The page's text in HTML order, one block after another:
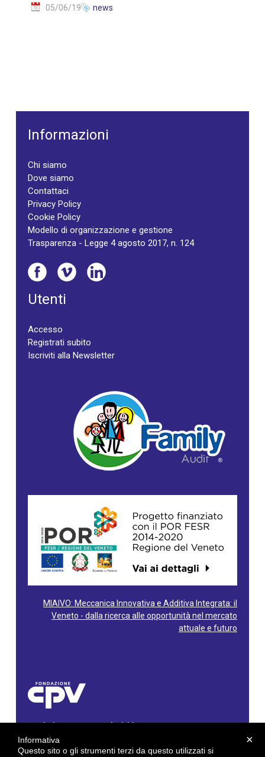
05/06/19 news
Informazioni
Chi siamo
Dove siamo
Contattaci
Privacy Policy
Cookie Policy
Modello di organizzazione e gestione
Trasparenza - Legge 4 agosto 2017, n. 124
Utenti
Accesso
Registrati subito
Iscriviti alla Newsletter
MIAIVO: Meccanica Innovativa e Additiva Integrata: il
Veneto - dalla ricerca alle opportunità nel mercato
attuale e futuro
Fondazione Centro Produttività Veneto
Via Gioacchino Rossini, 60 - 36100 Vicenza - Italy
Tel. 0444/960500 - Fax 0444/1932220
×
Informativa
Questo sito o gli strumenti terzi da questo utilizzati si